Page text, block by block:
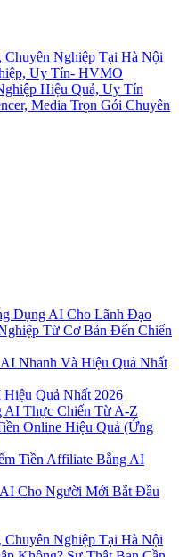
Nghiệp Tại Hà Nội
Uy Tín- HVMO
Hiệu Quả, Uy Tín
Media Trọn Gói Chuyên
Dụng AI Cho Lãnh Đạo
Từ Cơ Bản Đến Chiến
Nhanh Và Hiệu Quả Nhất
Quả Nhất 2026
AI Thực Chiến Từ A-Z
Online Hiệu Quả (Ứng
Tiền Affiliate Bằng AI
Cho Người Mới Bắt Đầu
Nghiệp Tại Hà Nội